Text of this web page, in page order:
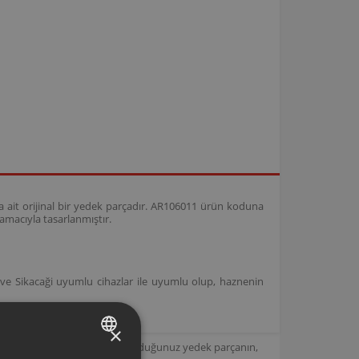
ait orijinal bir yedek parçadır. AR106011 ürün koduna
tasarlanmıştır.
Sikacaği uyumlu cihazlar ile uyumlu olup, haznenin
tasarlanmıştır. Seçmiş olduğunuz yedek parçanın,
×